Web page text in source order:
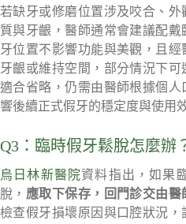
若缺牙或修磨位置涉及咬合、
質與牙齦，醫師通常會建議配
牙位置不影響功能與美觀，且
牙齦或維持空間，部分情況下
適合省略，仍需由醫師根據個人
響後續正式假牙的穩定度與使用
Q3：臨時假牙鬆脫怎麼辦
烏日林新醫院資料指出，如果
脫， 應取下保存，回門診交由醫
檢查假牙損壞原因與口腔狀況